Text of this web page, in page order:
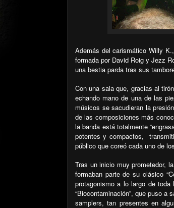
Además del carismático Willy
formada por David Roig y Jezz
una bestia parda tras sus
Con una sala que, gracias al
echando mano de una de las
músicos se sacudieran la
de las composiciones más
la banda está totalmente
potentes y compactos,
público que coreó cada uno de
Tras un inicio muy prometedor,
formaban parte de su clásico
protagonismo a lo largo de
“Biocontaminación”, que puso a
samplers, tan presentes en